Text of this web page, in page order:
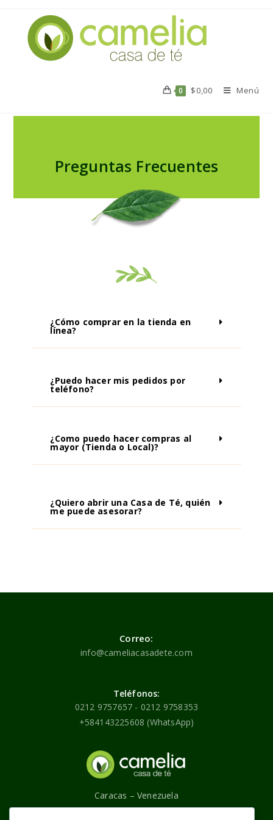
0 $0,00 Menú
Preguntas Frecuentes
¿Cómo comprar en la tienda en
línea?
¿Puedo hacer mis pedidos por
teléfono?
¿Como puedo hacer compras al
mayor (Tienda o Local)?
¿Quiero abrir una Casa de Té, quién
me puede asesorar?
Correo:
info@cameliacasadete.com
Teléfonos:
0212 9757657 - 0212 9758353
+584143225608 (WhatsApp)
Caracas – Venezuela